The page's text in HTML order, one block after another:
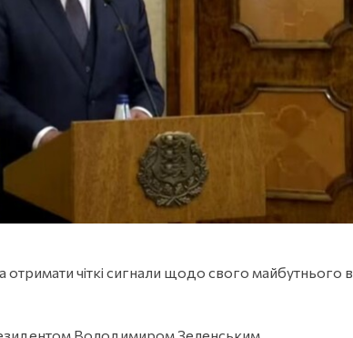
чіткі сигнали щодо свого майбутнього в